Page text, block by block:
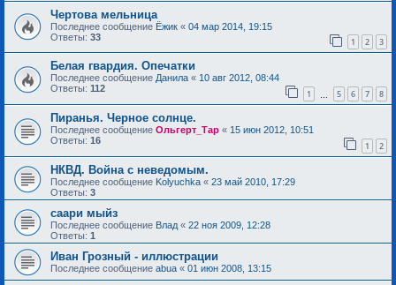
Чертова мельница
Последнее сообщение Ёжик « 04 мар 2014, 19:15
Ответы: 33 1 2 3
Белая гвардия. Опечатки
Последнее сообщение Данила « 10 авг 2012, 08:44
Ответы: 112 1 5 6 7 8
Пиранья. Черное солнце.
Последнее сообщение Ольгерт_Тар « 15 июн 2012, 10:51
Ответы: 16 1 2
НКВД. Война с неведомым.
Последнее сообщение Kolyuchka « 23 май 2010, 17:29
Ответы: 3
саари мыйз
Последнее сообщение Влад « 22 ноя 2009, 12:28
Ответы: 1
Иван Грозный - иллюстрации
Последнее сообщение abua « 01 июн 2008, 13:15